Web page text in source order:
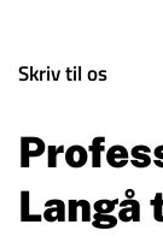
Skriv til os
Langå